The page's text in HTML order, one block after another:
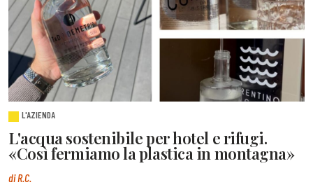
L'AZIENDA
L'acqua sostenibile per hotel e rifugi.
«Così fermiamo la plastica in montagna»
di R.C.